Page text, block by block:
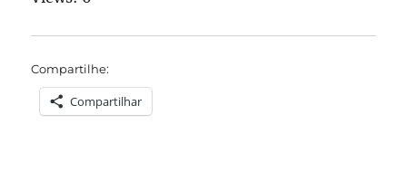
Compartilhe:
Compartilhar